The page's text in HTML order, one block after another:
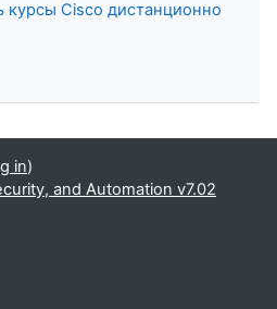
курсы Cisco дистанционно
in)
and Automation v7.02